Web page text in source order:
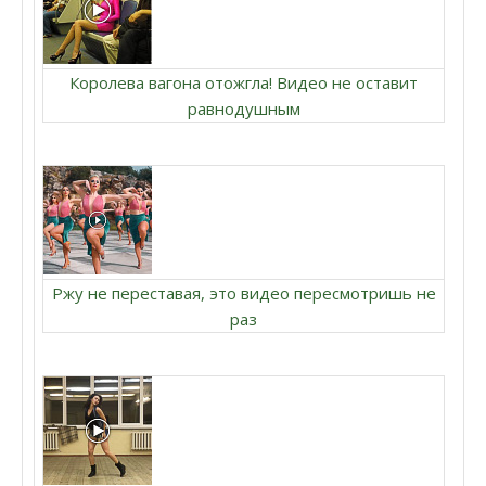
Королева вагона отожгла! Видео не оставит
равнодушным
Ржу не переставая, это видео пересмотришь не
раз